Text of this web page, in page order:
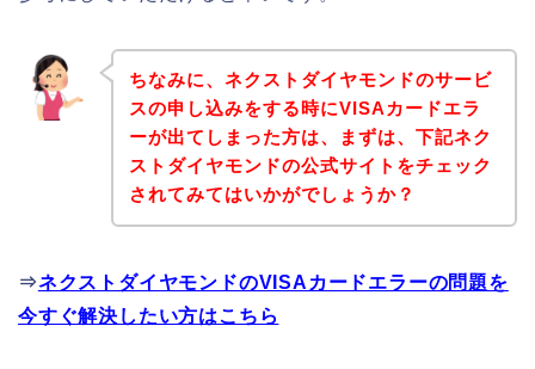
ちなみに、ネクストダイヤモンドのサービ
スの申し込みをする時にVISAカードエラ
ーが出てしまった方は、まずは、下記ネク
ストダイヤモンドの公式サイトをチェック
されてみてはいかがでしょうか？
⇒ネクストダイヤモンドのVISAカードエラーの問題を
今すぐ解決したい方はこちら